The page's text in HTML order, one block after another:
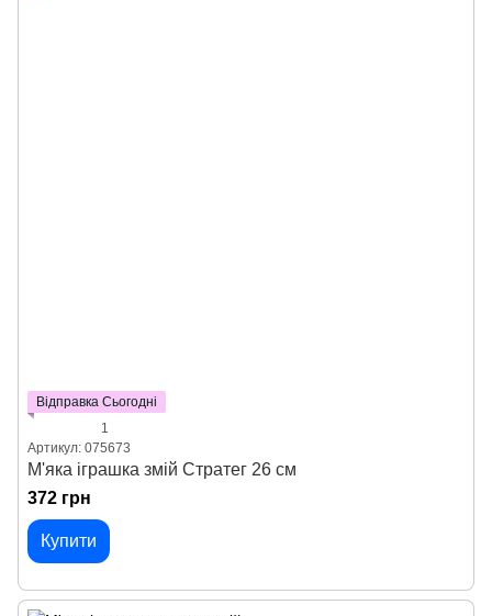
Відправка Сьогодні
1
Артикул: 075673
М'яка іграшка змій Стратег 26 см
372 грн
Купити